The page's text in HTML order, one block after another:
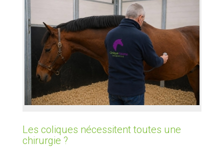
Les coliques nécessitent toutes une
chirurgie ?